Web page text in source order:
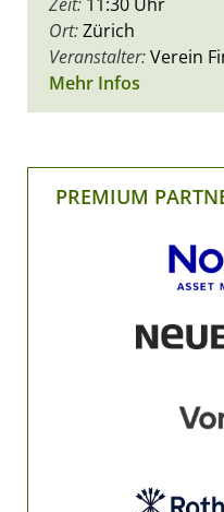
Ort:Zürich
Veranstalter:Verein
Mehr Infos
PREMIUM